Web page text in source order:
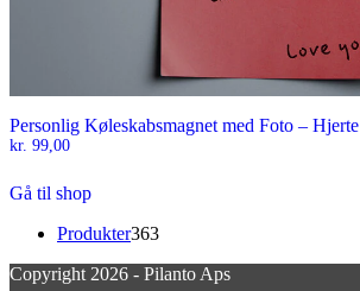
Personlig Køleskabsmagnet med Foto – Hjerte
kr. 99,00
Gå til shop
Produkter363363
Copyright 2026 - Pilanto Aps